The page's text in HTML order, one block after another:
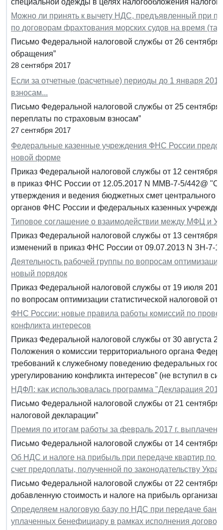
Можно ли принять к вычету НДС, предъявленный при
по договорам фрахтования морских судов на время
Письмо Федеральной налоговой службы от 26
обращения”
28 сентября 2017
Если за отчетные (расчетные) периоды до 1 января
взносам...
Письмо Федеральной налоговой службы от 25
переплаты по страховым взносам”
27 сентября 2017
Федеральные казенные учреждения ФНС России
новой форме
Приказ Федеральной налоговой службы от 12
в приказ ФНС России от 12.05.2017 N ММВ-7-5/442@
утверждения и ведения бюджетных смет центрального
органов ФНС России и федеральных казенных
Типовое соглашение о взаимодействии между МФЦ и
Приказ Федеральной налоговой службы от 13
изменений в приказ ФНС России от 09.07.2013 N ЗН-7-
Деятельность рабочей группы по вопросам
новый порядок
Приказ Федеральной налоговой службы от 19 июля
по вопросам оптимизации статистической налоговой
ФНС России: новые правила работы комиссий по
конфликта интересов
Приказ Федеральной налоговой службы от 30 августа
Положения о комиссии территориального органа
требований к служебному поведению федеральных
урегулированию конфликта интересов” (не вступил в
НДФЛ: как использовалась программа "Декларация
Письмо Федеральной налоговой службы от 21
налоговой декларации”
Премия по итогам работы за февраль 2017 г.
Письмо Федеральной налоговой службы от 14
Об НДС и налоге на прибыль при передаче квартир по
счет предоплаты, полученной по законодательству
Письмо Федеральной налоговой службы от 22
добавленную стоимость и налоге на прибыль
Определяем налоговую базу по НДС при передаче
уплаченных бенефициару в рамках исполнения